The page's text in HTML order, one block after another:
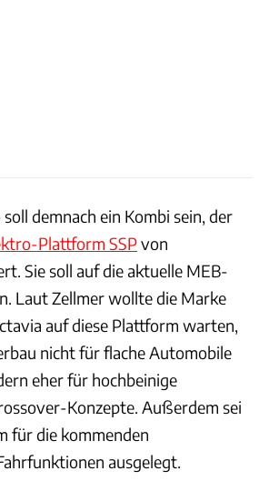
demnach ein Kombi sein, der
Plattform SSPvon
Sie soll auf die aktuelle MEB-
Laut Zellmer wollte die Marke
auf diese Plattform warten,
nicht für flache Automobile
eher für hochbeinige
Konzepte. Außerdem sei
für die kommenden
ausgelegt.